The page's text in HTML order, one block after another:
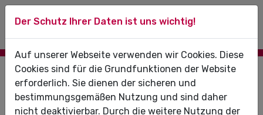
19.05.2026
Gemeinsam aktiv werden: Musterbriefe
Der Schutz Ihrer Daten ist uns wichtig!
Auf unserer Webseite verwenden wir Cookies. Diese
Cookies sind für die Grundfunktionen der Website
erforderlich. Sie dienen der sicheren und
bestimmungsgemäßen Nutzung und sind daher
nicht deaktivierbar. Durch die weitere Nutzung der